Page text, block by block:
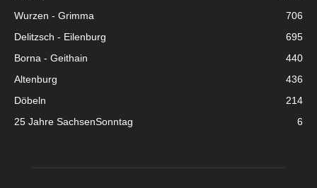
Wurzen - Grimma
706
Delitzsch - Eilenburg
695
Borna - Geithain
440
Altenburg
436
Döbeln
214
25 Jahre SachsenSonntag
6